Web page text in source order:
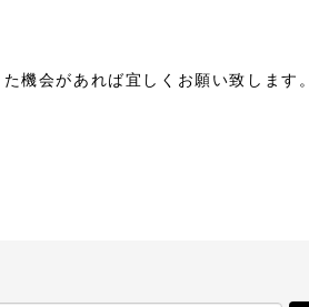
機会があれば宜しくお願い致します。